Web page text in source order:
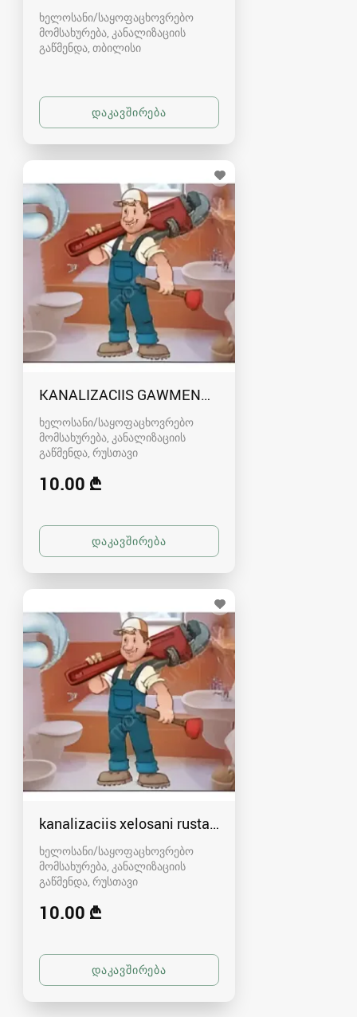
ხელოსანი/საყოფაცხოვრებო
მომსახურება, კანალიზაციის
გაწმენდა თბილისი
KANALIZACIIS GAWMENDA RUSTAVSHI -
ხელოსანი/საყოფაცხოვრებო
მომსახურება, კანალიზაციის
გაწმენდა რუსთავი
10.00 ₾
kanalizaciis xelosani rustavshi - 591 00 46 80
ხელოსანი/საყოფაცხოვრებო
მომსახურება, კანალიზაციის
გაწმენდა რუსთავი
10.00 ₾